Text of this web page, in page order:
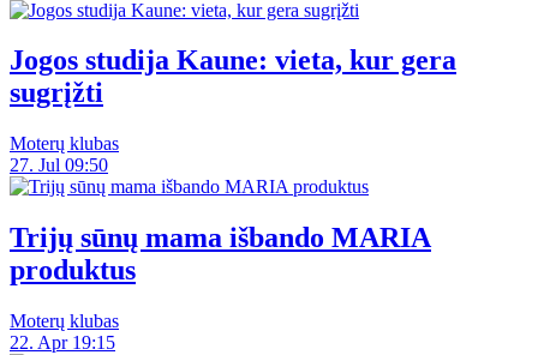
Jogos studija Kaune: vieta, kur gera
sugrįžti
Moterų klubas
27. Jul 09:50
Trijų sūnų mama išbando MARIA
produktus
Moterų klubas
22. Apr 19:15